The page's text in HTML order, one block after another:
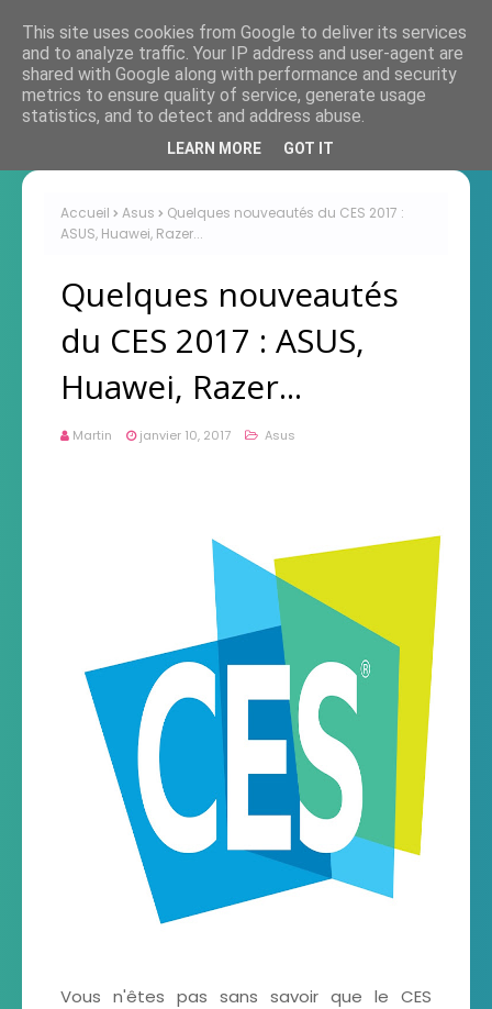
Accueil Asus
Quelques nouveautés du CES 2017 :
ASUS, Huawei, Razer...
Quelques nouveautés
du CES 2017 : ASUS,
Huawei, Razer...
Martin janvier 10, 2017 Asus
Vous n'êtes pas sans savoir que le CES
This site uses cookies from Google to deliver its services
and to analyze traffic. Your IP address and user-agent are
shared with Google along with performance and security
metrics to ensure quality of service, generate usage
statistics, and to detect and address abuse.
LEARN MORE GOT IT